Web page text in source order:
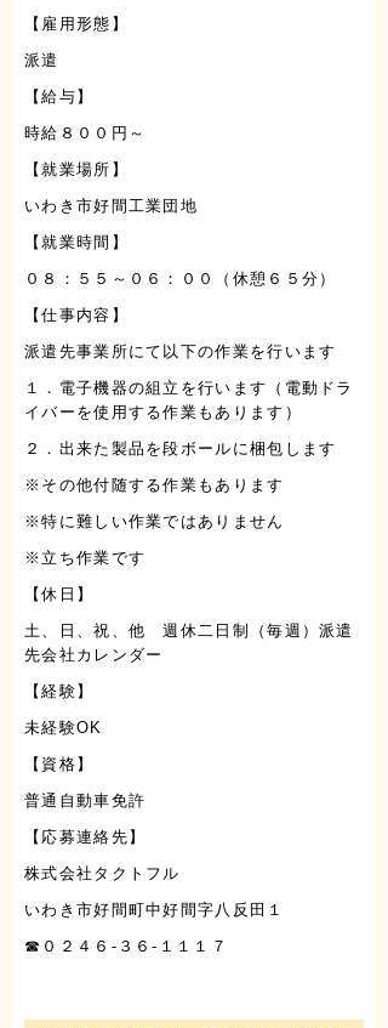
【雇用形態】
派遣
【給与】
時給８００円～
【就業場所】
いわき市好間工業団地
【就業時間】
０８：５５～０６：００（休憩６５分）
【仕事内容】
派遣先事業所にて以下の作業を行います
１．電子機器の組立を行います（電動ドラ
イバーを使用する作業もあります）
２．出来た製品を段ボールに梱包します
※その他付随する作業もあります
※特に難しい作業ではありません
※立ち作業です
【休日】
土、日、祝、他 週休二日制（毎週）派遣
先会社カレンダー
【経験】
未経験OK
【資格】
普通自動車免許
【応募連絡先】
株式会社タクトフル
いわき市好間町中好間字八反田１
☎０２４６-３６-１１１７